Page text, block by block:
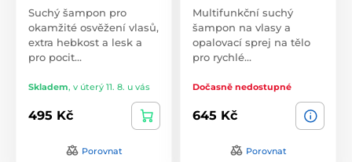
Suchý šampon pro
okamžité osvěžení vlasů,
extra hebkost a lesk a
pro pocit…
Skladem, v úterý 11. 8. u vás
495 Kč
Porovnat
Multifunkční suchý
šampon na vlasy a
opalovací sprej na tělo
pro rychlé…
Dočasně nedostupné
645 Kč
Porovnat